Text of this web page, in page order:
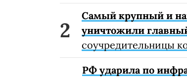
Самый крупный и
уничтожили
соучредительницы
РФ ударила по